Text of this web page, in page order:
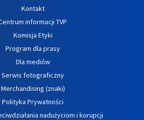
Kontakt
informacji TVP
Komisja Etyki
Program dla prasy
Dla mediów
Serwis fotograficzny
Merchandising (znaki)
Polityka Prywatności
nadużyciom i korupcji